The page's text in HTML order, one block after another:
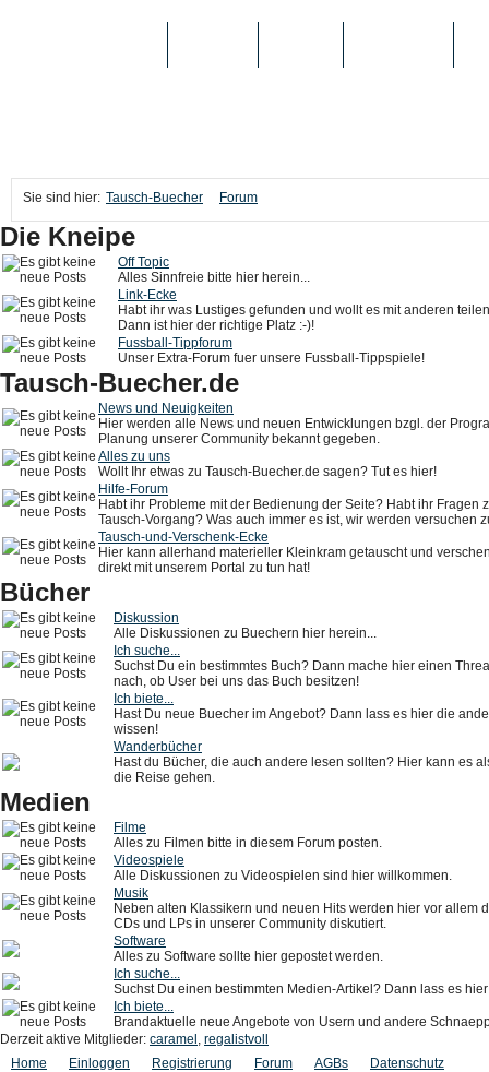
Sie sind hier: Tausch-Buecher Forum
Die Kneipe
Off Topic
Alles Sinnfreie bitte hier herein...
Link-Ecke
Habt ihr was Lustiges gefunden und wollt es mit anderen
Dann ist hier der richtige Platz :-)!
Fussball-Tippforum
Unser Extra-Forum fuer unsere Fussball-Tippspiele!
Tausch-Buecher.de
News und Neuigkeiten
Hier werden alle News und neuen Entwicklungen bzgl. der
Planung unserer Community bekannt gegeben.
Alles zu uns
Wollt Ihr etwas zu Tausch-Buecher.de sagen? Tut es hier!
Hilfe-Forum
Habt ihr Probleme mit der Bedienung der Seite? Habt ihr Fragen
Tausch-Vorgang? Was auch immer es ist, wir werden versuchen
Tausch-und-Verschenk-Ecke
Hier kann allerhand materieller Kleinkram getauscht und
direkt mit unserem Portal zu tun hat!
Bücher
Diskussion
Alle Diskussionen zu Buechern hier herein...
Ich suche...
Suchst Du ein bestimmtes Buch? Dann mache hier einen
nach, ob User bei uns das Buch besitzen!
Ich biete...
Hast Du neue Buecher im Angebot? Dann lass es hier die
wissen!
Wanderbücher
Hast du Bücher, die auch andere lesen sollten? Hier kann es
die Reise gehen.
Medien
Filme
Alles zu Filmen bitte in diesem Forum posten.
Videospiele
Alle Diskussionen zu Videospielen sind hier willkommen.
Musik
Neben alten Klassikern und neuen Hits werden hier vor allem
CDs und LPs in unserer Community diskutiert.
Software
Alles zu Software sollte hier gepostet werden.
Ich suche...
Suchst Du einen bestimmten Medien-Artikel? Dann lass es
Ich biete...
Brandaktuelle neue Angebote von Usern und andere
Derzeit aktive Mitglieder: caramel , regalistvoll
Home
Einloggen Registrierung Forum AGBs Datenschutz